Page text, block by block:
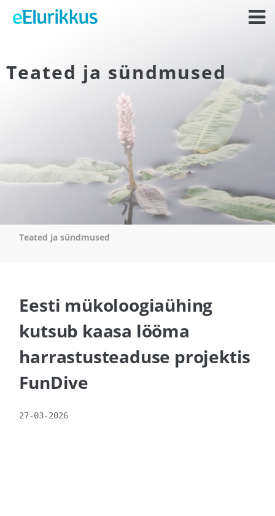
Teated ja sündmused
Teated ja sündmused
Eesti mükoloogiaühing
kutsub kaasa lööma
harrastusteaduse projektis
FunDive
27-03-2026